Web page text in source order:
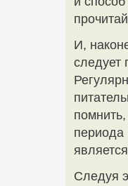
И,
следует
периода
Следуя